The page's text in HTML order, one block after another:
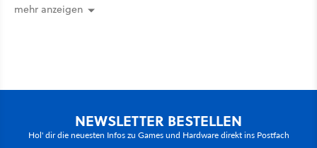
mehr anzeigen
NEWSLETTER BESTELLEN
Hol' dir die neuesten Infos zu Games und Hardware direkt ins Postfach